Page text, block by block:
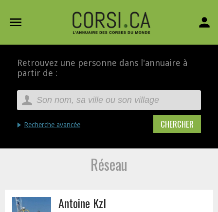
menu person
Retrouvez une personne dans l'annuaire à
partir de :
Recherche avancée
Réseau
Antoine Kzl